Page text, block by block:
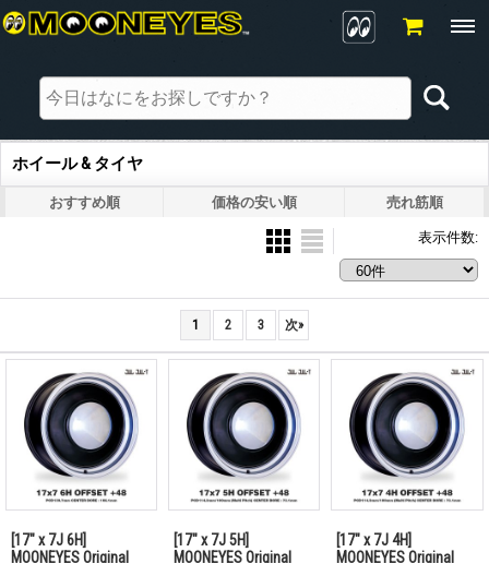
ホイール & タイヤ
おすすめ順 価格の安い順 売れ筋順
表示件数:
1 2 3 次»
[17" x 7J 6H]
MOONEYES Original
[17" x 7J 5H]
MOONEYES Original
[17" x 7J 4H]
MOONEYES Original